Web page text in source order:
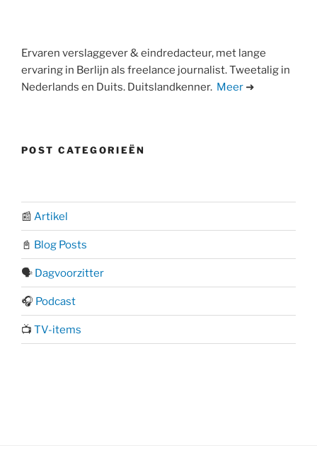
Ervaren verslaggever & eindredacteur, met lange
ervaring in Berlijn als freelance journalist. Tweetalig in
Nederlands en Duits. Duitslandkenner. Meer ➜
POST CATEGORIEËN
📰 Artikel
📓 Blog Posts
🗣️ Dagvoorzitter
🎧 Podcast
📺 TV-items